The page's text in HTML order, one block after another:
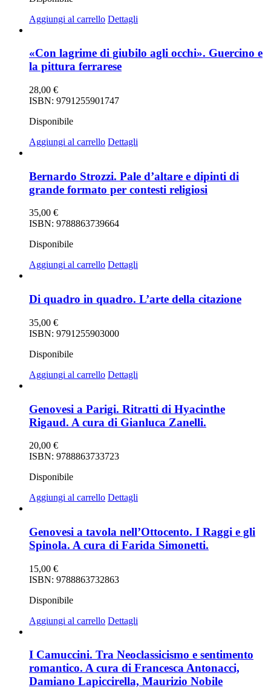
Aggiungi al carrello Dettagli
«Con lagrime di giubilo agli occhi». Guercino e
la pittura ferrarese
28,00 €
ISBN: 9791255901747
Disponibile
Aggiungi al carrello Dettagli
Bernardo Strozzi. Pale d’altare e dipinti di
grande formato per contesti religiosi
35,00 €
ISBN: 9788863739664
Disponibile
Aggiungi al carrello Dettagli
Di quadro in quadro. L’arte della citazione
35,00 €
ISBN: 9791255903000
Disponibile
Aggiungi al carrello Dettagli
Genovesi a Parigi. Ritratti di Hyacinthe
Rigaud. A cura di Gianluca Zanelli.
20,00 €
ISBN: 9788863733723
Disponibile
Aggiungi al carrello Dettagli
Genovesi a tavola nell’Ottocento. I Raggi e gli
Spinola. A cura di Farida Simonetti.
15,00 €
ISBN: 9788863732863
Disponibile
Aggiungi al carrello Dettagli
I Camuccini. Tra Neoclassicismo e sentimento
romantico. A cura di Francesca Antonacci,
Damiano Lapiccirella, Maurizio Nobile